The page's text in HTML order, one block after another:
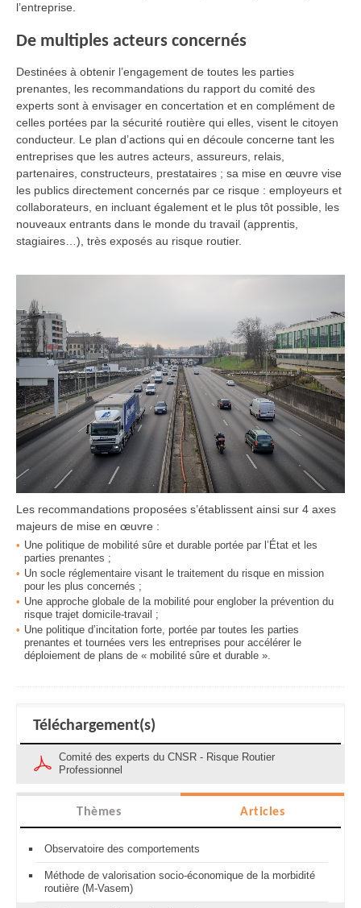
l’entreprise.
De multiples acteurs concernés
Destinées à obtenir l’engagement de toutes les parties
prenantes, les recommandations du rapport du comité des
experts sont à envisager en concertation et en complément de
celles portées par la sécurité routière qui elles, visent le citoyen
conducteur. Le plan d’actions qui en découle concerne tant les
entreprises que les autres acteurs, assureurs, relais,
partenaires, constructeurs, prestataires ; sa mise en œuvre vise
les publics directement concernés par ce risque : employeurs et
collaborateurs, en incluant également et le plus tôt possible, les
nouveaux entrants dans le monde du travail (apprentis,
stagiaires…), très exposés au risque routier.
Les recommandations proposées s’établissent ainsi sur 4 axes
majeurs de mise en œuvre :
Une politique de mobilité sûre et durable portée par l’État et les
parties prenantes ;
Un socle réglementaire visant le traitement du risque en mission
pour les plus concernés ;
Une approche globale de la mobilité pour englober la prévention du
risque trajet domicile-travail ;
Une politique d’incitation forte, portée par toutes les parties
prenantes et tournées vers les entreprises pour accélérer le
déploiement de plans de « mobilité sûre et durable ».
Téléchargement(s)
Comité des experts du CNSR - Risque Routier
Professionnel
Thèmes Articles
Observatoire des comportements
Méthode de valorisation socio-économique de la morbidité
routière (M-Vasem)